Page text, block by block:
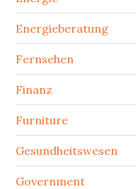
Energieberatung
Fernsehen
Finanz
Furniture
Gesundheitswesen
Government